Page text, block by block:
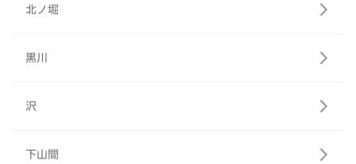
北ノ堀
黒川
沢
下山間